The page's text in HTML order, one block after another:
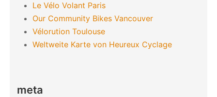
Le Vélo Volant Paris
Our Community Bikes Vancouver
Vélorution Toulouse
Weltweite Karte von Heureux Cyclage
meta